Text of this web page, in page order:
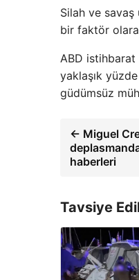
Silah ve savaş
bir faktör
ABD istihbarat
yaklaşık
güdümsüz
← Miguel
haberleri
Tavsiye